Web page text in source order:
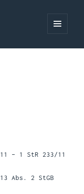
– 1 StR 233/11
Abs. 2 StGB